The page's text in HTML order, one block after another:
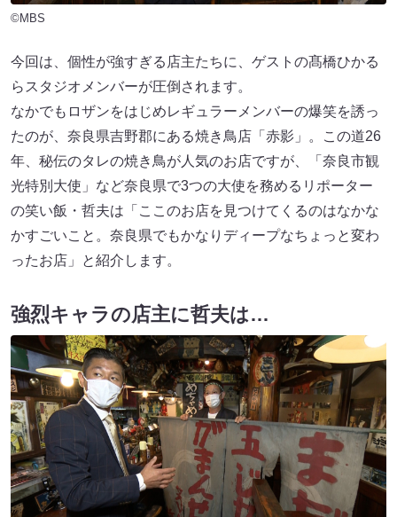
©MBS
今回は、個性が強すぎる店主たちに、ゲストの髙橋ひかる
らスタジオメンバーが圧倒されます。
なかでもロザンをはじめレギュラーメンバーの爆笑を誘っ
たのが、奈良県吉野郡にある焼き鳥店「赤影」。この道26
年、秘伝のタレの焼き鳥が人気のお店ですが、「奈良市観
光特別大使」など奈良県で3つの大使を務めるリポーター
の笑い飯・哲夫は「ここのお店を見つけてくるのはなかな
かすごいこと。奈良県でもかなりディープなちょっと変わ
ったお店」と紹介します。
強烈キャラの店主に哲夫は…